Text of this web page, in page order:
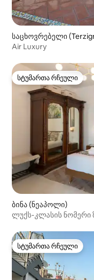
საცხოვრებელი
Air Luxury
სტუმართა რჩეული
სტუმართა რჩეული
ბინა (ნეაპოლი)
ლუქს-კლასის ნომერი
სტუმართა რჩეული
სტუმართა რჩეული